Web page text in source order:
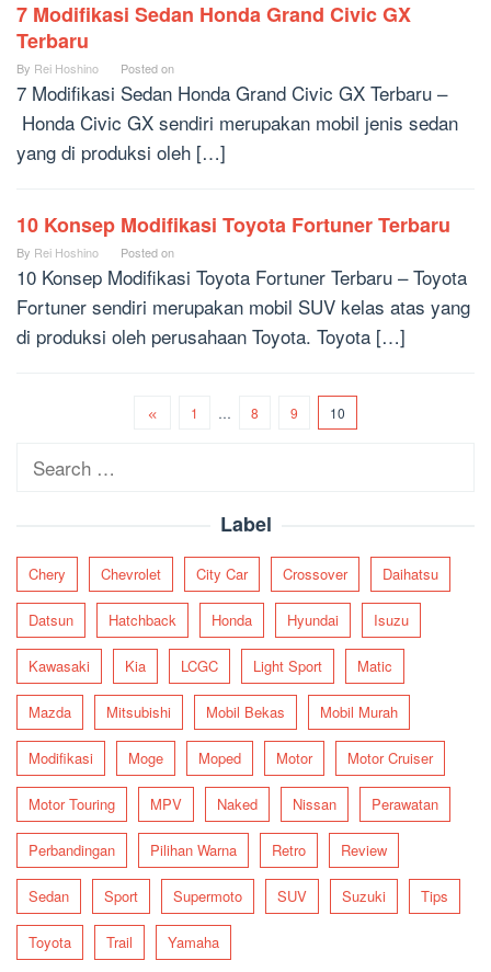
7 Modifikasi Sedan Honda Grand Civic GX
Terbaru
By Rei Hoshino Posted on
7 Modifikasi Sedan Honda Grand Civic GX Terbaru –
Honda Civic GX sendiri merupakan mobil jenis sedan
yang di produksi oleh […]
10 Konsep Modifikasi Toyota Fortuner Terbaru
By Rei Hoshino Posted on
10 Konsep Modifikasi Toyota Fortuner Terbaru – Toyota
Fortuner sendiri merupakan mobil SUV kelas atas yang
di produksi oleh perusahaan Toyota. Toyota […]
1 … 8 9 10
Search
Label
Chery Chevrolet City Car Crossover Daihatsu
Datsun Hatchback Honda Hyundai Isuzu
Kawasaki Kia LCGC Light Sport Matic
Mazda Mitsubishi Mobil Bekas Mobil Murah
Modifikasi Moge Moped Motor Motor Cruiser
Motor Touring MPV Naked Nissan Perawatan
Perbandingan Pilihan Warna Retro Review
Sedan Sport Supermoto SUV Suzuki Tips
Toyota Trail Yamaha